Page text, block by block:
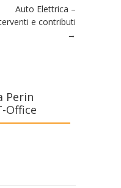
Auto Elettrica –
e contributi
→
Perin
Office